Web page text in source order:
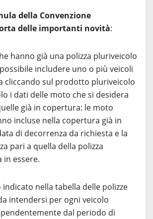
della Convenzione
delle importanti novità:
hanno già una polizza pluriveicolo
includere uno o più veicoli
cliccando sul prodotto pluriveicolo
i dati delle moto che si desidera
già in copertura: le moto
incluse nella copertura già in
di decorrenza da richiesta e la
pari a quella della polizza
in essere.
nella tabella delle polizze
intendersi per ogni veicolo
dal periodo di